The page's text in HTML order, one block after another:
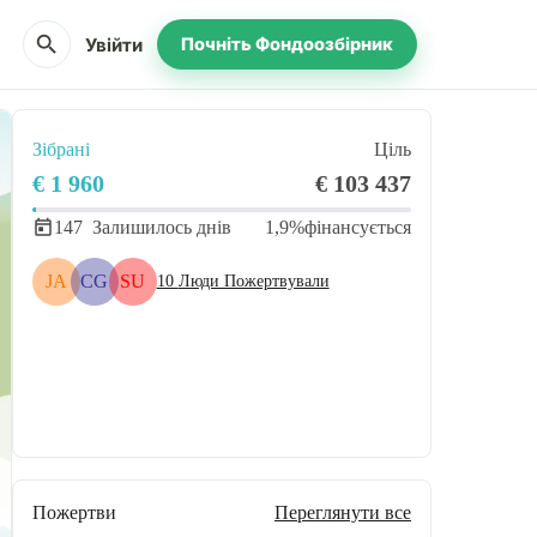
search Увійти Почніть Фондоозбірник
Зібрані Ціль
€ 1 960 € 103 437
147 Залишилось днів 1,9%фінансується
JA CG SU 10 Люди Пожертвували
Пожертви Переглянути все